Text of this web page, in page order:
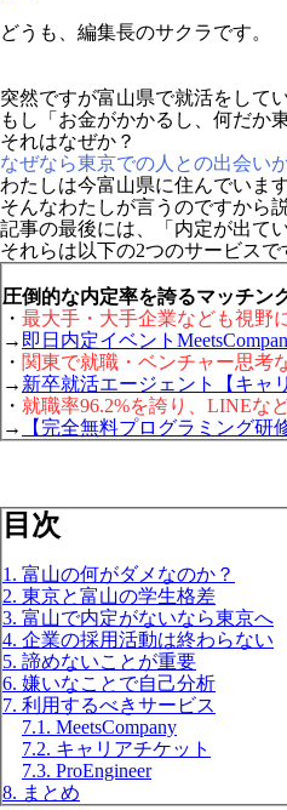
どうも、編集長のサクラです。
突然ですが富山県で就活をして
もし「お金がかかるし、何だか
それはなぜか？
なぜなら東京での人との出会い
わたしは今富山県に住んでいま
そんなわたしが言うのですから
記事の最後には、「内定が出て
それらは以下の2つのサービスで
圧倒的な内定率を誇るマッチン
・ 最大手・大手企業なども視野
→ 即日内定イベント
・ 関東で就職・ベンチャー思考
→ 新卒就活エージェント【キャ
・ 就職率96.2%を誇り、LINEな
→
【完全無料プログラミング研
目次
1. 富山の何がダメなのか？
2. 東京と富山の学生格差
3. 富山で内定がないなら東京へ
4. 企業の採用活動は終わらない
5. 諦めないことが重要
6. 嫌いなことで自己分析
7. 利用するべきサービス
7.1. MeetsCompany
7.2. キャリアチケット
7.3. ProEngineer
8. まとめ